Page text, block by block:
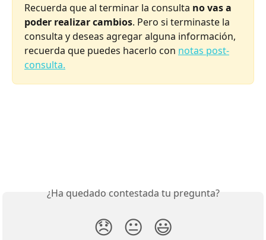
Recuerda que al terminar la consulta no vas a
poder realizar cambios. Pero si terminaste la
consulta y deseas agregar alguna información,
recuerda que puedes hacerlo con notas post-
consulta.
¿Ha quedado contestada tu pregunta?
😞 😐 😃